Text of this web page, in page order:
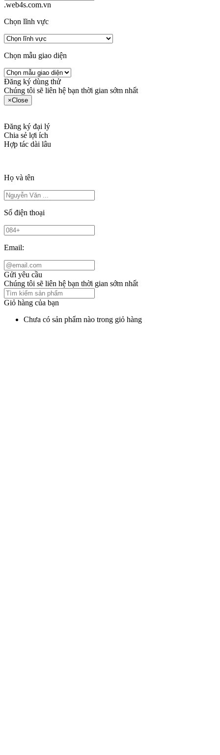
.web4s.com.vn
Chọn lĩnh vực
Chọn mẫu giao diện
Đăng ký dùng thử
Chúng tôi sẽ liên hệ bạn thời gian sớm nhất
×Close
Đăng ký đại lý
Chia sẻ lợi ích
Hợp tác dài lâu
Họ và tên
Số điện thoại
Email:
Gửi yêu cầu
Chúng tôi sẽ liên hệ bạn thời gian sớm nhất
Giỏ hàng của bạn
Chưa có sản phẩm nào trong giỏ hàng